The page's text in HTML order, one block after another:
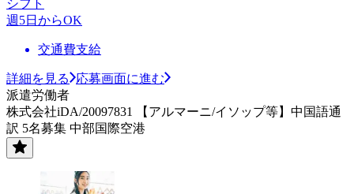
シフト
週5日からOK
交通費支給
詳細を見る
応募画面に進む
派遣労働者
株式会社iDA/20097831 【アルマーニ/イソップ等】中国語通
訳 5名募集 中部国際空港